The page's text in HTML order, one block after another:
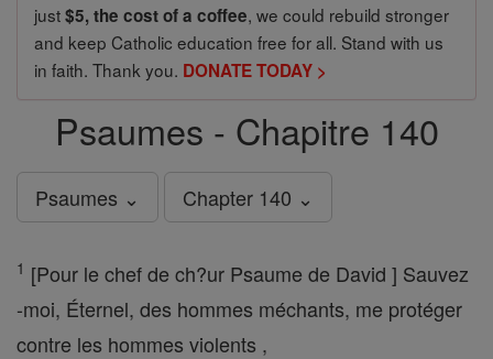
just$5, the cost of a coffee, we could rebuild stronger
and keep Catholic education free for all. Stand with us
in faith. Thank you. DONATE TODAY >
Psaumes - Chapitre 140
Psaumes ⌄ Chapter 140 ⌄
1 [Pour le chef de ch?ur Psaume de David ] Sauvez
-moi, Éternel, des hommes méchants, me protéger
contre les hommes violents ,